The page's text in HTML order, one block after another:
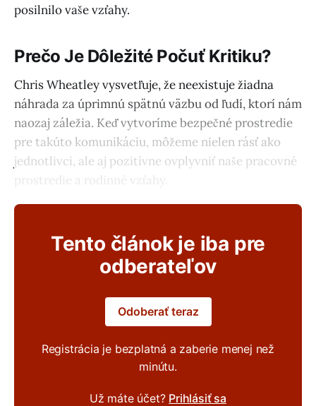
posilnilo vaše vzťahy.
Prečo Je Dôležité Počuť Kritiku?
Chris Wheatley vysvetľuje, že neexistuje žiadna
náhrada za úprimnú spätnú väzbu od ľudí, ktorí nám
naozaj záležia. Keď vytvoríme bezpečné prostredie
pre takúto komunikáciu, môžeme nielen rásť ako
jednotlivci, ale aj pozitívne ovplyvniť naše pracovné
prostredie a rodinné vzťahy.
Tento článok je iba pre
odberateľov
Odoberať teraz
Registrácia je bezplatná a zaberie menej než
minútu.
Už máte účet? Prihlásiť sa